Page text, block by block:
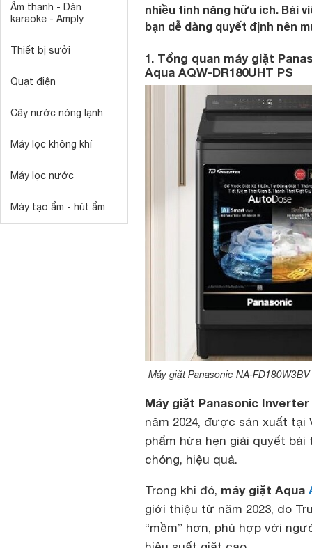
Âm thanh - Dàn
karaoke - Amply
Thiết bị sưởi
Quạt điện
Cây nước nóng lạnh
Máy lọc không khí
Máy lọc nước
Máy tạo ẩm - hút ẩm
nhiều tính năng hữu ích. Bài
bạn dễ dàng quyết định nên
1. Tổng quan máy giặt
Aqua AQW-DR180UHT PS
Máy giặt Panasonic NA-
Máy giặt Panasonic
năm 2024, được sản xuất tại
phẩm hứa hẹn giải quyết
chóng, hiệu quả.
Trong khi đó, máy giặt Aqua
giới thiệu từ năm 2023, do
“mềm” hơn, phù hợp với